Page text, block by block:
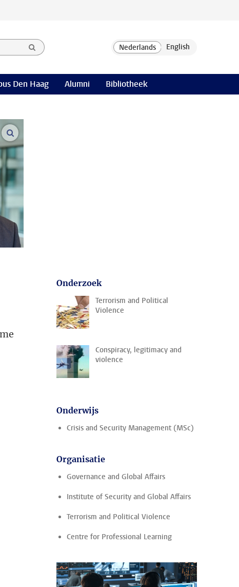
Den Haag Alumni Bibliotheek
open modal
Onderzoek
Terrorism and Political
Violence
Conspiracy, legitimacy and
violence
Onderwijs
Crisis and Security Management (MSc)
Organisatie
Governance and Global Affairs
Institute of Security and Global Affairs
Terrorism and Political Violence
Centre for Professional Learning